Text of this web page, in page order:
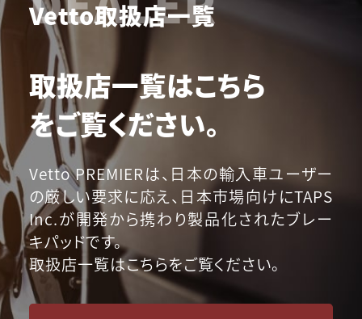
Vetto取扱店一覧
取扱店一覧はこちら
をご覧ください。
Vetto PREMIERは、日本の輸入車ユーザー
の厳しい要求に応え、日本市場向けにTAPS
Inc.が開発から携わり製品化されたブレー
キパッドです。
取扱店一覧はこちらをご覧ください。